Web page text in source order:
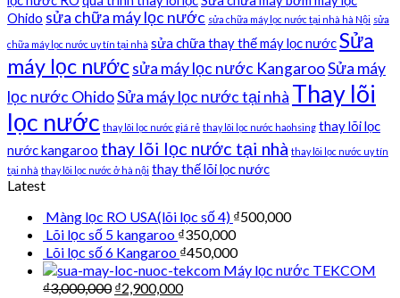
Ohido sửa chữa máy lọc nước sửa chữa máy lọc nước tại nhà hà Nội sửa
chữa máy lọc nước uy tín tại nhà sửa chữa thay thế máy lọc nướcSửa
máy lọc nướcsửa máy lọc nước KangarooSửa máy
lọc nước OhidoSửa máy lọc nước tại nhà Thay lõi
lọc nước thay lõi lọc nước giá rẻ thay lõi lọc nước haohsing thay lõi lọc
nước kangaroo thay lõi lọc nước tại nhà thay lõi lọc nước uy tín
tại nhà thay lõi lọc nước ở hà nội thay thế lõi lọc nước
Latest
Màng lọc RO USA(lõi lọc số 4) ₫500,000
Lõi lọc số 5 kangaroo ₫350,000
Lõi lọc số 6 Kangaroo ₫450,000
Máy lọc nước TEKCOM
₫3,000,000 ₫2,900,000